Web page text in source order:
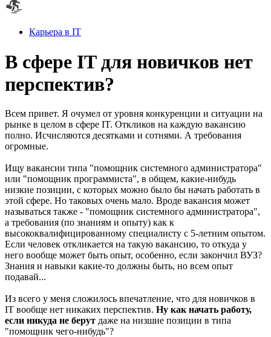
Карьера в IT
В сфере IT для новичков нет
перспектив?
Всем привет. Я очумел от уровня конкуренции и ситуации на
рынке в целом в сфере IT. Откликов на каждую вакансию
полно. Исчисляются десятками и сотнями. А требования
огромные.
Ищу вакансии типа "помощник системного администратора"
или "помощник программиста", в общем, какие-нибудь
низкие позиции, с которых можно было бы начать работать в
этой сфере. Но таковых очень мало. Вроде вакансия может
называться также - "помощник системного администратора",
а требования (по знаниям и опыту) как к
высококвалифицированному специалисту с 5-летним опытом.
Если человек откликается на такую вакансию, то откуда у
него вообще может быть опыт, особенно, если закончил ВУЗ?
Знания и навыки какие-то должны быть, но всем опыт
подавай...
Из всего у меня сложилось впечатление, что для новичков в
IT вообще нет никаких перспектив. Ну как начать работу,
если никуда не берут даже на низшие позиции в типа
"помощник чего-нибудь"?